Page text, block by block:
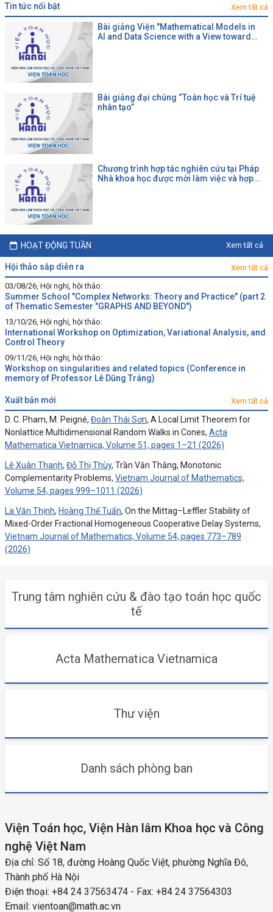
tin tức nổi bật Xem tất cả
Bài giảng Viện "Mathematical Models in
AI and Data Science with a View toward
Bài giảng đại chúng “Toán học và Trí tuệ
nhân tạo”
Chương trình hợp tác nghiên cứu tại Pháp
Nhà khoa học được mời làm việc và hợp
HOẠT ĐỘNG TUẦN Xem tất cả
hội thảo sắp diễn ra
Xem tất cả
03/08/26, Hội nghị, hội thảo:
Summer School "Complex Networks: Theory and Practice" (part 2
of Thematic Semester "GRAPHS AND BEYOND")
13/10/26, Hội nghị, hội thảo:
International Workshop on Optimization, Variational Analysis, and
Control Theory
09/11/26, Hội nghị, hội thảo:
Workshop on singularities and related topics (Conference in
memory of Professor Lê Dũng Tráng)
xuất bản mới Xem tất cả
D. C. Pham, M. Peigné, Đoàn Thái Sơn, A Local Limit Theorem for
Nonlattice Multidimensional Random Walks in Cones, Acta
Mathematica Vietnamica, Volume 51, pages 1–21 (2026)
Lê Xuân Thanh, Đỗ Thị Thùy, Trần Văn Thắng, Monotonic
Complementarity Problems, Vietnam Journal of Mathematics,
Volume 54, pages 999–1011 (2026)
La Văn Thịnh, Hoàng Thế Tuấn, On the Mittag–Leffler Stability of
Mixed-Order Fractional Homogeneous Cooperative Delay Systems,
Vietnam Journal of Mathematics, Volume 54, pages 773–789
(2026)
Trung tâm nghiên cứu & đào tạo toán học quốc
tế
Acta Mathematica Vietnamica
Thư viện
Danh sách phòng ban
Viện Toán học, Viện Hàn lâm Khoa học và Công
nghệ Việt Nam
Địa chỉ: Số 18, đường Hoàng Quốc Việt, phường Nghĩa Đô,
Thành phố Hà Nội
Điện thoại: +84 24 37563474 - Fax: +84 24 37564303
Email: vientoan@math.ac.vn